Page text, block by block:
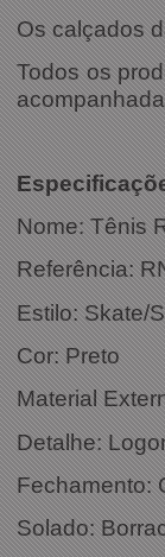
Os calçados
Todos os
Nome:
Referência:
Estilo: Skate/
Material
Detalhe:
Fechamento:
Solado: